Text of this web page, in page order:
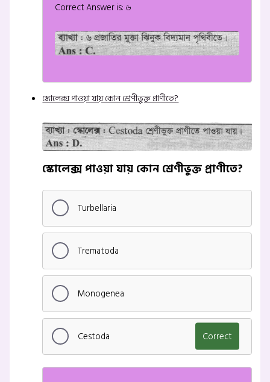
Correct Answer is: ৬
স্কোলেক্স পাওয়া যায় কোন শ্রেণীভুক্ত প্রাণীতে?
স্কোলেক্স পাওয়া যায় কোন শ্রেণীভুক্ত প্রাণীতে?
Turbellaria
Trematoda
Monogenea
Cestoda Correct